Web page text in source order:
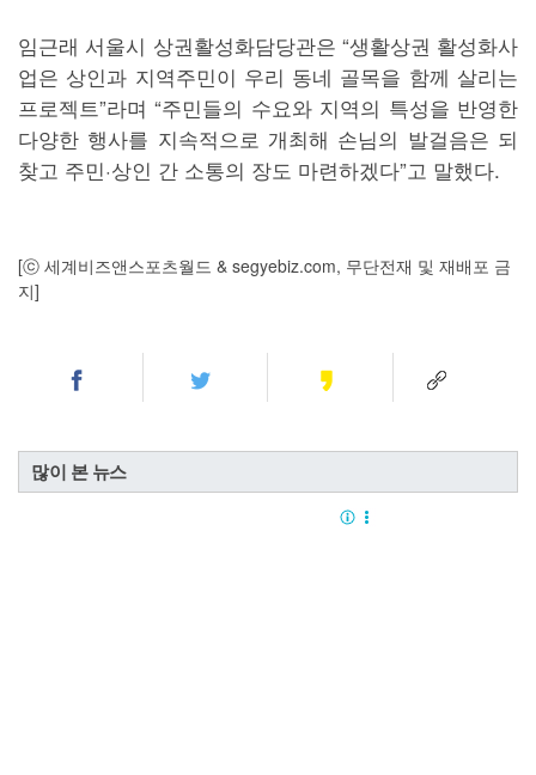
임근래 서울시 상권활성화담당관은 “생활상권 활성화사
업은 상인과 지역주민이 우리 동네 골목을 함께 살리는
프로젝트”라며 “주민들의 수요와 지역의 특성을 반영한
다양한 행사를 지속적으로 개최해 손님의 발걸음은 되
찾고 주민·상인 간 소통의 장도 마련하겠다”고 말했다.
[ⓒ 세계비즈앤스포츠월드 & segyebiz.com, 무단전재 및 재배포 금
지]
많이 본 뉴스